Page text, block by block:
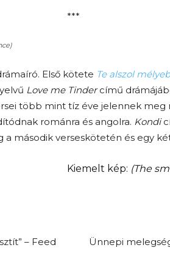
***
Első kötete Te alszol
Love me Tindercímű
több mint tíz éve jelennek meg
románra és angolra. Kondi
második verseskötetén és egy
Kiemelt kép: (The
– Feed
Ünnepi
–
Az f21-